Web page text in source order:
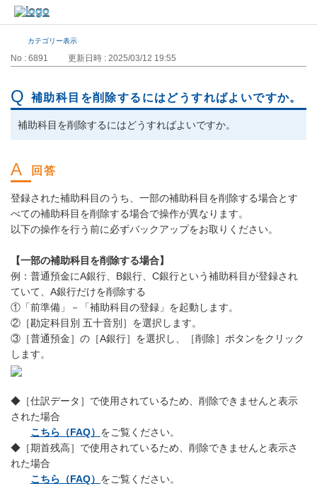
カテゴリー表示
No : 6891 更新日時 : 2025/03/12 19:55
補助科目を削除するにはどうすればよいですか。
補助科目を削除するにはどうすればよいですか。
登録された補助科目のうち、一部の補助科目を削除する場合とす
べての補助科目を削除する場合で操作が異なります。
以下の操作を行う前に必ずバックアップをお取りください。
【一部の補助科目を削除する場合】
例：普通預金にA銀行、B銀行、C銀行という補助科目が登録され
ていて、A銀行だけを削除する
①「前準備」－「補助科目の登録」を起動します。
②［勘定科目別 五十音別］を選択します。
③［普通預金］の［A銀行］を選択し、［削除］ボタンをクリック
します。
◆［仕訳データ］で使用されているため、削除できませんと表示
された場合
こちら（FAQ） をご覧ください。
◆［期首残高］で使用されているため、削除できませんと表示さ
れた場合
こちら（FAQ） をご覧ください。